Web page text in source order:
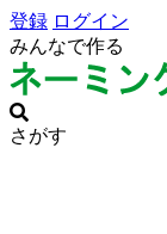
登録 ログイン
みんなで作る
さがす